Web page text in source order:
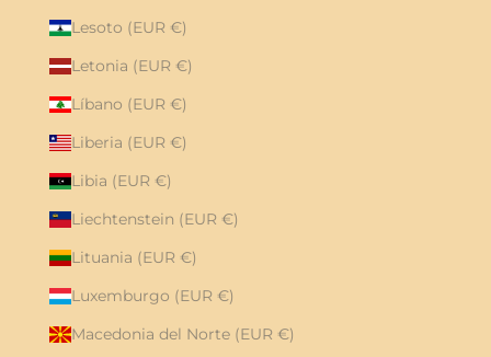
Lesoto (EUR €)
Letonia (EUR €)
Líbano (EUR €)
Liberia (EUR €)
Libia (EUR €)
Liechtenstein (EUR €)
Lituania (EUR €)
Luxemburgo (EUR €)
Macedonia del Norte (EUR €)